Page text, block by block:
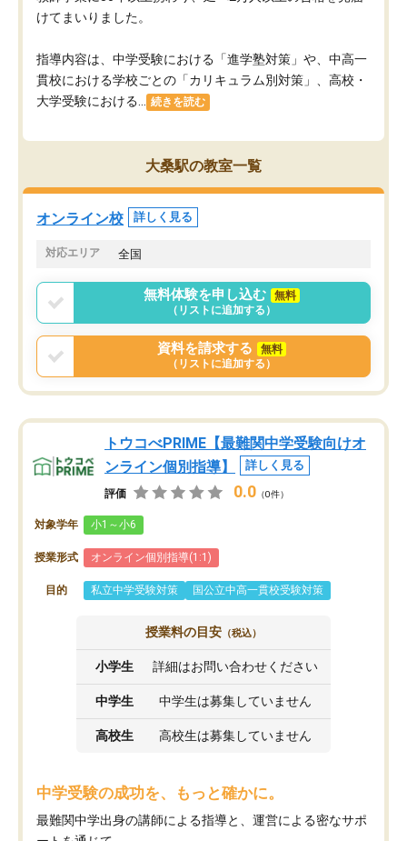
けてまいりました。
指導内容は、中学受験における「進学塾対策」や、中高一
貫校における学校ごとの「カリキュラム別対策」、高校・
大学受験における...
続きを読む
大桑駅の教室一覧
オンライン校 詳しく見る
対応エリア 全国
無料体験を申し込む
無料
（リストに追加する）
資料を請求する
無料
（リストに追加する）
トウコべPRIME【最難関中学受験向けオ
ンライン個別指導】
詳しく見る
評価 0.0 （0件）
対象学年 小1～小6
授業形式 オンライン個別指導(1:1)
目的 私立中学受験対策 国公立中高一貫校受験対策
授業料の目安 （税込）
小学生 詳細はお問い合わせください
中学生 中学生は募集していません
高校生 高校生は募集していません
中学受験の成功を、もっと確かに。
最難関中学出身の講師による指導と、運営による密なサポ